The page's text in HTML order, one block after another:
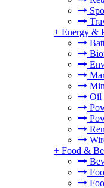
+ Energy &
Oil
+ Food &